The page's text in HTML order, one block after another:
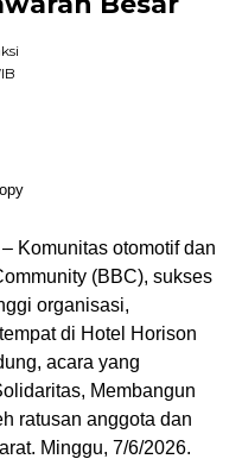
Komunitas otomotif dan
(BBC), sukses
organisasi,
di Hotel Horison
acara yang
Membangun
ratusan anggota dan
Minggu, 7/6/2026.